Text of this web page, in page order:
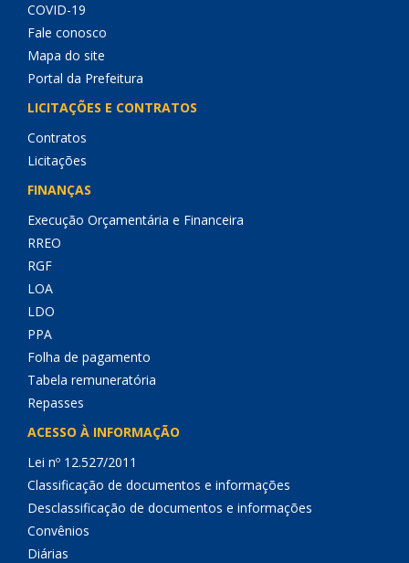
COVID-19
Fale conosco
Mapa do site
Portal da Prefeitura
LICITAÇÕES E CONTRATOS
Contratos
Licitações
FINANÇAS
Execução Orçamentária e Financeira
RREO
RGF
LOA
LDO
PPA
Folha de pagamento
Tabela remuneratória
Repasses
ACESSO À INFORMAÇÃO
Lei nº 12.527/2011
Classificação de documentos e informações
Desclassificação de documentos e informações
Convênios
Diárias